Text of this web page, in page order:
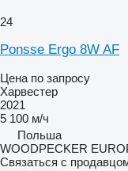
24
Ponsse Ergo 8W AF
Цена по запросу
Харвестер
2021
5 100 м/ч
Польша
WOODPECKER
Связаться с